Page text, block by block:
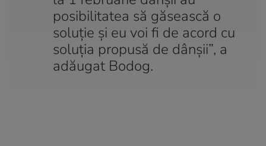
posibilitatea să găsească o
soluţie şi eu voi fi de acord cu
soluţia propusă de dânşii”, a
adăugat Bodog.